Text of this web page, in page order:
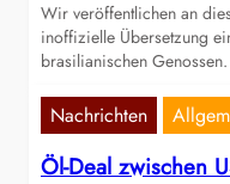
Wir veröffentlichen an
inoffizielle Übersetzung
brasilianischen
Nachrichten
Öl-Deal zwischen